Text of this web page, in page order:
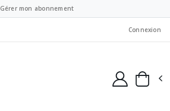
Gérer mon abonnement
Connexion